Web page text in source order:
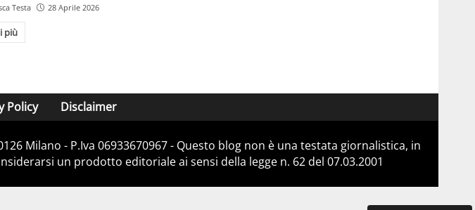
Testa 28 Aprile 2026
più
Policy Disclaimer
Milano - P.Iva 06933670967 - Questo blog non è una testata giornalistica, in
un prodotto editoriale ai sensi della legge n. 62 del 07.03.2001